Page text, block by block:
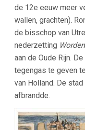
de 12e eeuw meer
wallen, grachten).
de bisschop van
nederzetting Worden
aan de Oude Rijn.
tegengas te geven
van Holland. De
afbrandde.